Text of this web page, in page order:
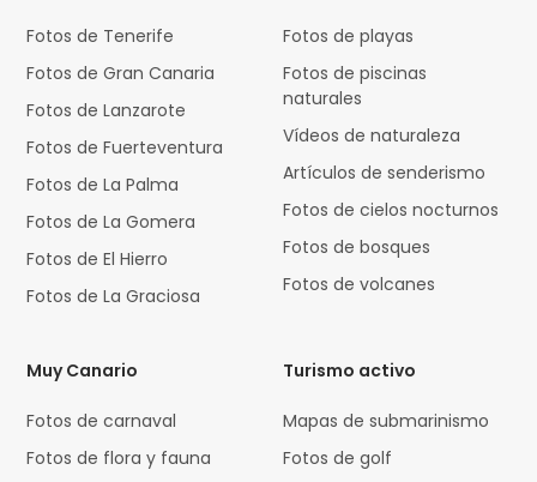
Fotos de Tenerife
Fotos de Gran Canaria
Fotos de Lanzarote
Fotos de Fuerteventura
Fotos de La Palma
Fotos de La Gomera
Fotos de El Hierro
Fotos de La Graciosa
Fotos de playas
Fotos de piscinas
naturales
Vídeos de naturaleza
Artículos de senderismo
Fotos de cielos nocturnos
Fotos de bosques
Fotos de volcanes
Muy Canario
Fotos de carnaval
Fotos de flora y fauna
Turismo activo
Mapas de submarinismo
Fotos de golf